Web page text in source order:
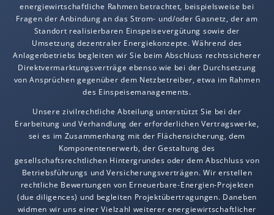
energiewirtschaftliche Rahmen betrachtet, beispielsweise bei
Fragen der Anbindung an das Strom- und/oder Gasnetz, der am
Standort realisierbaren Einspeisevergütung sowie der
Umsetzung dezentraler Energiekonzepte. Während des
Anlagenbetriebs begleiten wir Sie beim Abschluss rechtssicherer
Direktvermarktungsverträge ebenso wie bei der Durchsetzung
von Ansprüchen gegenüber dem Netzbetreiber, etwa im Rahmen
des Einspeisemanagements.
Unsere zivilrechtliche Abteilung unterstützt Sie bei der
Erarbeitung und Verhandlung der erforderlichen Vertragswerke,
sei es im Zusammenhang mit der Flächensicherung, dem
Komponentenerwerb, der Gestaltung des
gesellschaftsrechtlichen Hintergrundes oder dem Abschluss von
Betriebsführungs und Versicherungsverträgen. Wir erstellen
rechtliche Bewertungen von Erneuerbare-Energien-Projekten
(due diligences) und begleiten Projektübertragungen. Daneben
widmen wir uns einer Vielzahl weiterer energiewirtschaftlicher